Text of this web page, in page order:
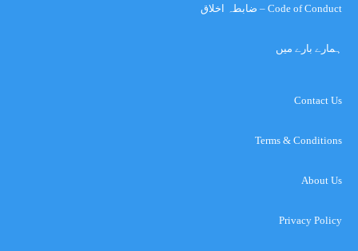
Code of Conduct – ضابطہ اخلاق
ہمارے بارے میں
Contact Us
Terms & Conditions
About Us
Privacy Policy